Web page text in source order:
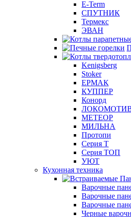
E-Term
СПУТНИК
Термекс
ЭВАН
Kenigsberg
Stoker
ЕРМАК
КУППЕР
Конорд
МЕТЕОР
МИЛЬНА
Протопи
Серия Т
Серия ТОП
УЮТ
Кухонная техника
Варочные
Варочные
Варочные
Черные